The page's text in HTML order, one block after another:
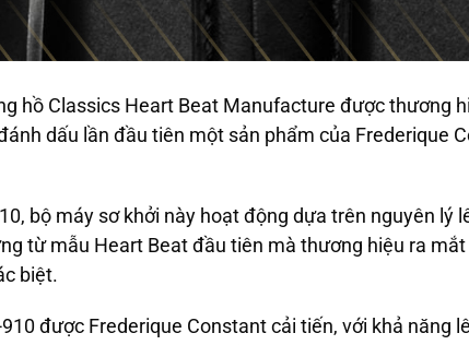
hồ Classics Heart Beat Manufacture được thương
dấu lần đầu tiên một sản phẩm của Frederique
bộ máy sơ khởi này hoạt động dựa trên nguyên lý
từ mẫu Heart Beat đầu tiên mà thương hiệu ra
biệt.
được Frederique Constant cải tiến, với khả năng